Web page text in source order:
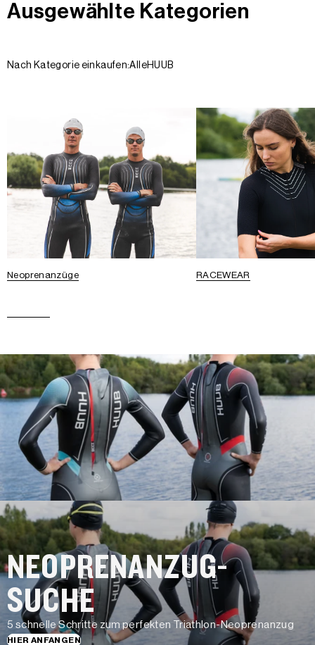
Ausgewählte Kategorien
Nach Kategorie einkaufen:AlleHUUB
Neoprenanzüge RACEWEAR
NEOPRENANZUG-
SUCHE
5 schnelle Schritte zum perfekten Triathlon-Neoprenanzug
HIER ANFANGEN